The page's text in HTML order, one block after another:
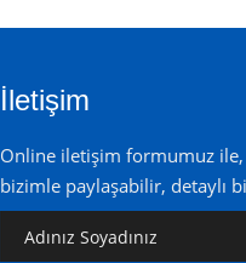
İletişim
Online iletişim formumuz
bizimle paylaşabilir, detaylı